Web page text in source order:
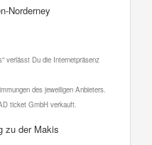
Norderney
verlässt Du die Internetpräsenz
des jeweiligen Anbieters.
ticket GmbH verkauft.
zu der Makis